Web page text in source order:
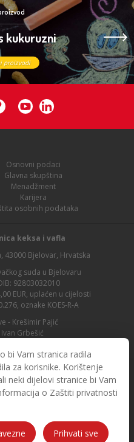
bi Vam stranica radila
za korisnike. Korištenje
neki dijelovi stranice bi Vam
o Zaštiti privatnosti
Prihvati sve
kukuruzni
proizvodi
Osnovni podaci
Glavna skupština
Menadžment
Karijera
osobnih podataka
keksa i vafla
43000 Bjelovar, Hrvatska
suda u Bjelovaru
92803032010
EUR, uplaćen u cijelosti
oznake KOES-R-A
- Krešimir Pajić
Grbešić
prava pridržana.
by